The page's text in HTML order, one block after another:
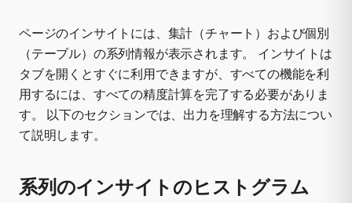
ページのインサイトには、集計（チャート）および個別
（テーブル）の系列情報が表示されます。 インサイトは
タブを開くとすぐに利用できますが、すべての機能を利
用するには、すべての精度計算を完了する必要がありま
す。 以下のセクションでは、出力を理解する方法につい
て説明します。
系列のインサイトのヒストグラム